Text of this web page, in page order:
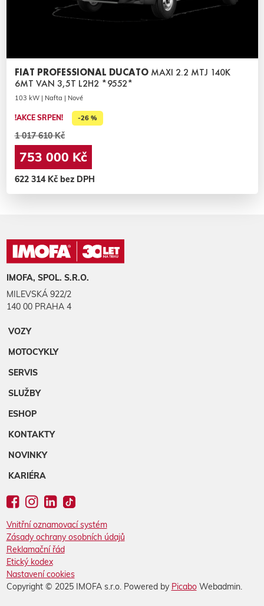
FIAT PROFESSIONAL DUCATO MAXI 2.2 MTJ 140K
6MT VAN 3,5T L2H2 *9552*
103 kW | Nafta | Nové
!AKCE SRPEN! -26 %
1 017 610 Kč
753 000 Kč
622 314 Kč bez DPH
IMOFA, SPOL. S.R.O.
MILEVSKÁ 922/2
140 00 PRAHA 4
VOZY
MOTOCYKLY
SERVIS
SLUŽBY
ESHOP
KONTAKTY
NOVINKY
KARIÉRA
Vnitřní oznamovací systém
Zásady ochrany osobních údajů
Reklamační řád
Etický kodex
Nastavení cookies
Copyright © 2025 IMOFA s.r.o. Powered by PicaboWebadmin.